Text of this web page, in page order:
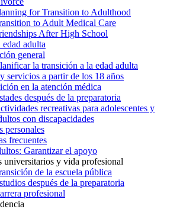
for Transition to Adulthood
to Adult Medical Care
After High School
adulta
general
la transición a la edad adulta
servicios a partir de los 18 años
en la atención médica
después de la preparatoria
recreativas para adolescentes y
con discapacidades
personales
frecuentes
Garantizar el apoyo
universitarios y vida profesional
de la escuela pública
después de la preparatoria
profesional